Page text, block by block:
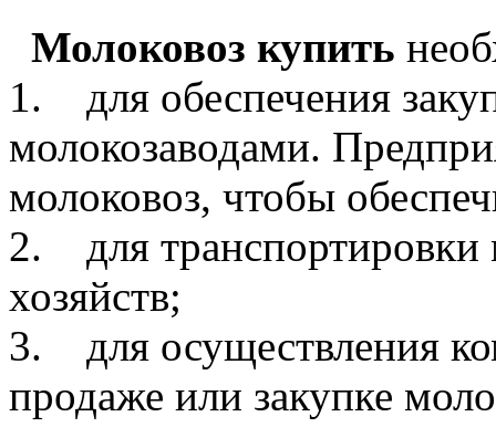
Молоковоз купить
1. для обеспечения
молокозаводами.
молоковоз, чтобы
2. для транспортировки
хозяйств;
3. для осуществления
продаже или закупке